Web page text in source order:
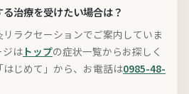
治療を受けたい場合は？
ラクセーションでご案内していま
ジは トップの症状一覧からお探しく
はじめて」から、お電話は0985-48-